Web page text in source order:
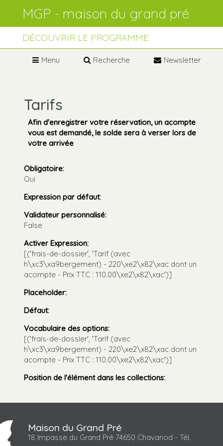
Aller
navigation
personnels
DÉCOUVRIR LE PROGRAMME
Menu Recherche Newsletter
Tarifs
Afin d'enregistrer votre réservation, un acompte
vous est demandé, le solde sera à verser lors de
votre arrivée
Obligatoire:
Oui
Expression par défaut:
Validateur personnalisé:
False
Activer Expression:
[('frais-de-dossier', 'Tarif (avec
h\xc3\xa9bergement) - 220\xe2\x82\xac dont un
acompte - Prix TTC : 110.00\xe2\x82\xac')]
Placeholder:
Défaut:
Vocabulaire des options:
[('frais-de-dossier', 'Tarif (avec
h\xc3\xa9bergement) - 220\xe2\x82\xac dont un
acompte - Prix TTC : 110.00\xe2\x82\xac')]
Position de l'élément dans les collections:
Maison du Grand Pré
18 Impasse du Grand Pré 74650 Chavanod - Tél.